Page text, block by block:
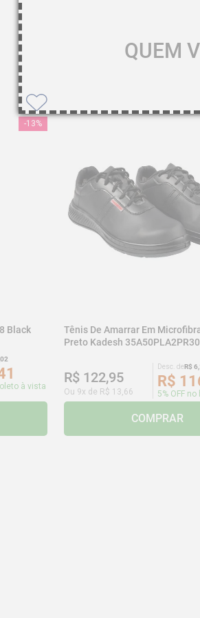
QUEM
-13%
Black
02
à vista
Tênis De Amarrar Em
Preto Kadesh 35A50PLA2PR30
R$ 122,95
Ou 9x de R$ 13 66
Desc. deR$ 6,
R$
5% OFF
COMPRAR